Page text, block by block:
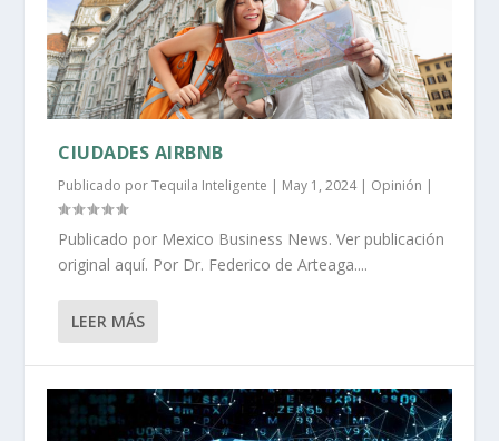
CIUDADES AIRBNB
Publicado porTequila Inteligente | May 1, 2024| Opinión |
Publicado por Mexico Business News. Ver publicación
original aquí. Por Dr. Federico de Arteaga....
LEER MÁS